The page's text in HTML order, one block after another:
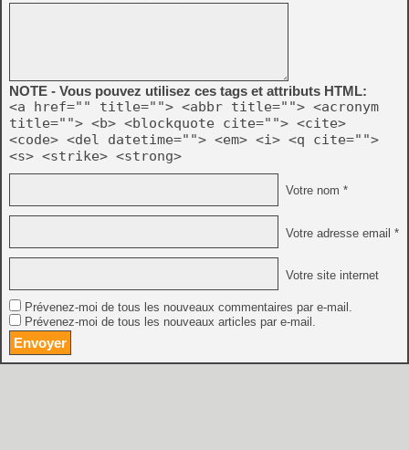
NOTE - Vous pouvez utilisez ces tags et attributs HTML:
<a href="" title=""> <abbr title=""> <acronym
title=""> <b> <blockquote cite=""> <cite>
<code> <del datetime=""> <em> <i> <q cite="">
<s> <strike> <strong>
Votre nom *
Votre adresse email *
Votre site internet
Prévenez-moi de tous les nouveaux commentaires par e-mail.
Prévenez-moi de tous les nouveaux articles par e-mail.